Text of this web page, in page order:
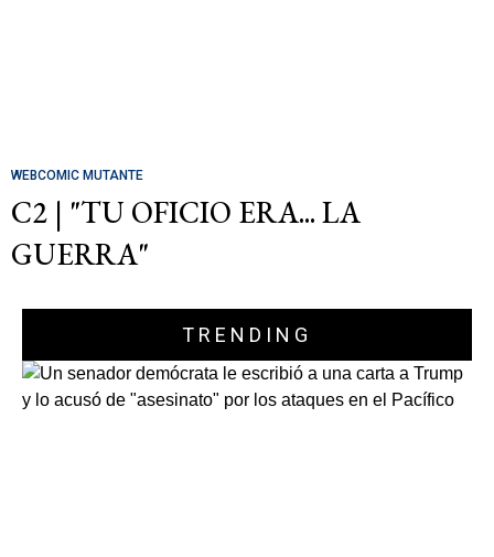
WEBCOMIC MUTANTE
C2 | "TU OFICIO ERA... LA
GUERRA"
TRENDING